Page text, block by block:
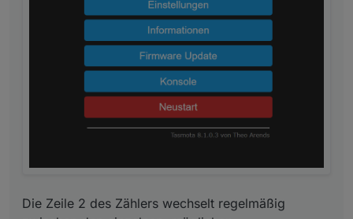
Die Zeile 2 des Zählers wechselt regelmäßig